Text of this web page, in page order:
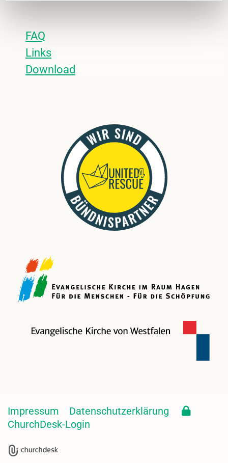
FAQ
Links
Download
Impressum
Datenschutzerklärung
ChurchDesk-Login